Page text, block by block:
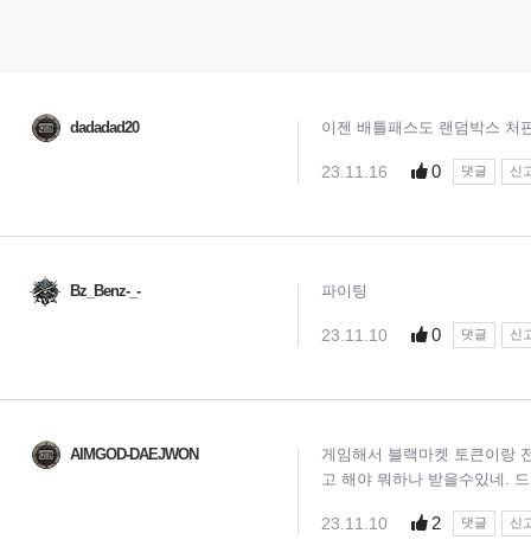
dadadad20 이젠 배틀패스도 랜덤박스 처
23.11.16 0 댓글 신
Bz_Benz-_- 파이팅
23.11.10 0 댓글 신
AIMGOD-DAEJWON
게임해서 블랙마켓 토큰이랑
고 해야 뭐하나 받을수있네.
23.11.10 2 댓글 신